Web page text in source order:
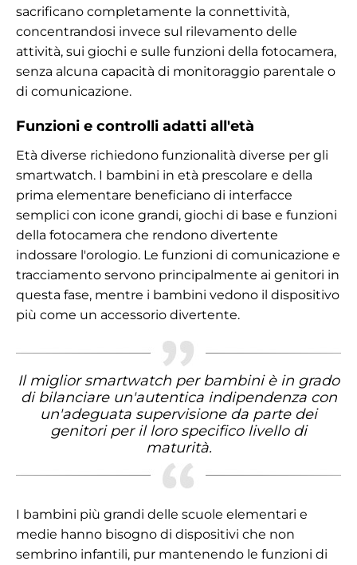
sacrificano completamente la connettività,
concentrandosi invece sul rilevamento delle
attività, sui giochi e sulle funzioni della fotocamera,
senza alcuna capacità di monitoraggio parentale o
di comunicazione.
Funzioni e controlli adatti all'età
Età diverse richiedono funzionalità diverse per gli
smartwatch. I bambini in età prescolare e della
prima elementare beneficiano di interfacce
semplici con icone grandi, giochi di base e funzioni
della fotocamera che rendono divertente
indossare l'orologio. Le funzioni di comunicazione e
tracciamento servono principalmente ai genitori in
questa fase, mentre i bambini vedono il dispositivo
più come un accessorio divertente.
Il miglior smartwatch per bambini è in grado
di bilanciare un'autentica indipendenza con
un'adeguata supervisione da parte dei
genitori per il loro specifico livello di
maturità.
I bambini più grandi delle scuole elementari e
medie hanno bisogno di dispositivi che non
sembrino infantili, pur mantenendo le funzioni di